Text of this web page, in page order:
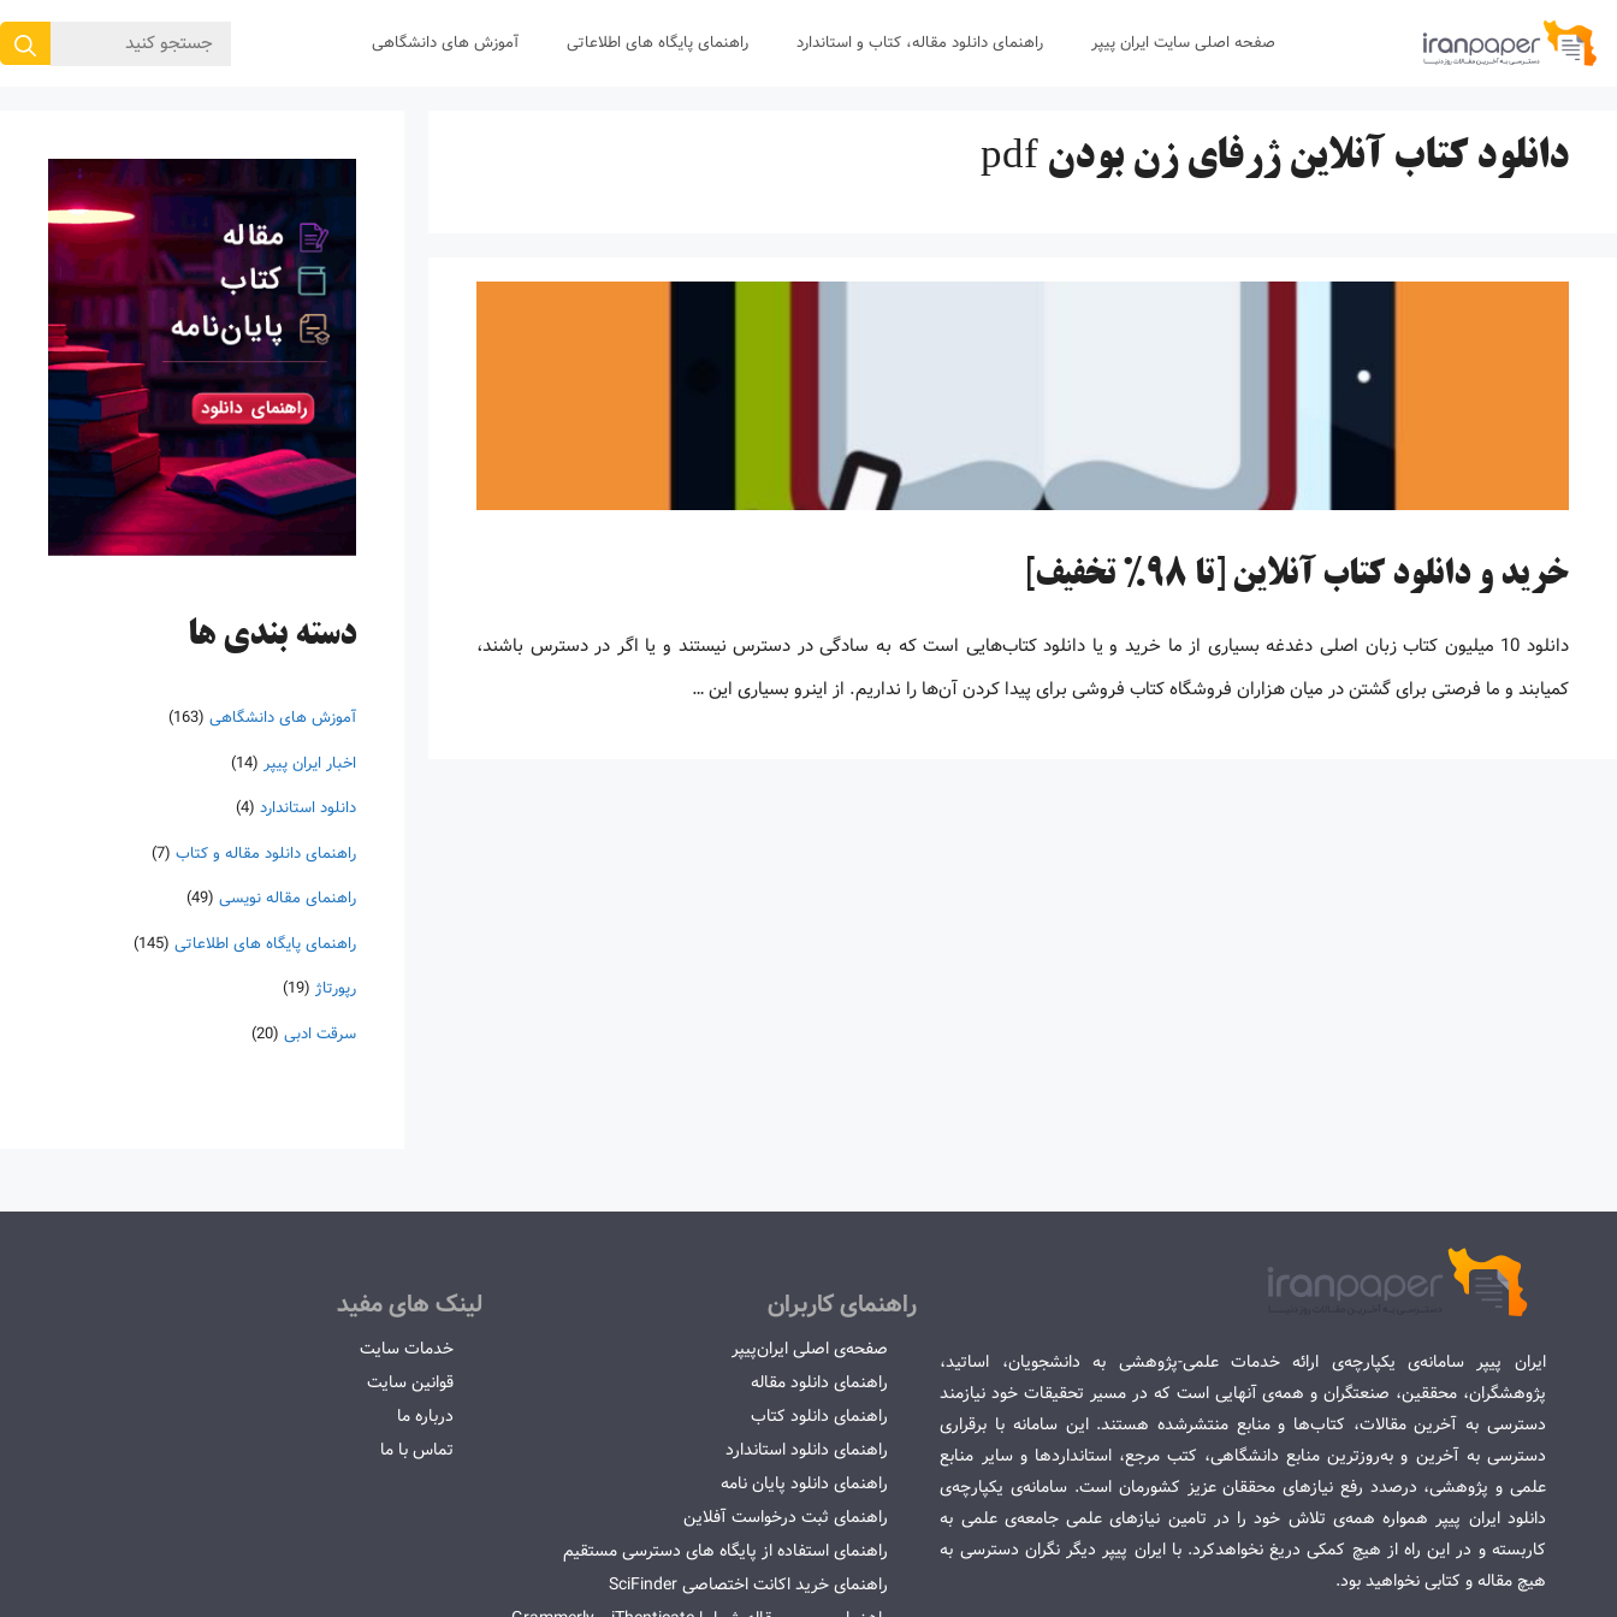
پرش
صفحه اصلی سایت ایران پیپر راهنمای دانلود مقاله، کتاب و استاندارد راهنمای پایگاه های اطلاعاتی آموزش های دانشگاهی
جستجوی
دانلود کتاب آنلاین ژرفای زن بودن pdf
خرید و دانلود کتاب آنلاین [تا 98% تخفیف]
دانلود 10 میلیون کتاب زبان اصلی دغدغه بسیاری از ما خرید و یا دانلود کتاب‌هایی است که به سادگی در دسترس نیستند و یا اگر در دسترس باشند،
کمیابند و ما فرصتی برای گشتن در میان هزاران فروشگاه کتاب فروشی برای پیدا کردن آن‌ها را نداریم. از اینرو بسیاری این …
دسته‌ بندی ها
آموزش های دانشگاهی (163)
اخبار ایران پیپر (14)
دانلود استاندارد (4)
راهنمای دانلود مقاله و کتاب (7)
راهنمای مقاله نویسی (49)
راهنمای پایگاه های اطلاعاتی (145)
رپورتاژ (19)
سرقت ادبی (20)
ایران پیپر سامانه‌ی یکپارچه‌ی ارائه خدمات علمی-پژوهشی به دانشجویان، اساتید،
پژوهشگران، محققین، صنعتگران و همه‌ی آنهایی است که در مسیر تحقیقات خود نیازمند
دسترسی به آخرین مقالات، کتاب‌ها و منابع منتشرشده هستند. این سامانه با برقراری
دسترسی به آخرین و به‌روزترین منابع دانشگاهی، کتب مرجع، استانداردها و سایر منابع
علمی و پژوهشی، درصدد رفع نیازهای محققان عزیز کشورمان است. سامانه‌ی یکپارچه‌ی
دانلود ایران پیپر همواره همه‌ی تلاش خود را در تامین نیازهای علمی جامعه‌ی علمی به
کاربسته و در این راه از هیچ کمکی دریغ نخواهدکرد. با ایران پیپر دیگر نگران دسترسی به
هیچ مقاله و کتابی نخواهید بود.
راهنمای کاربران
صفحه‌ی اصلی ایران‌پیپر
راهنمای دانلود مقاله
راهنمای دانلود کتاب
راهنمای دانلود استاندارد
راهنمای دانلود پایان نامه
راهنمای ثبت درخواست آفلاین
راهنمای استفاده از پایگاه های دسترسی مستقیم
راهنمای خرید اکانت اختصاصی SciFinder
لینک های مفید
خدمات سایت
قوانین سایت
درباره ما
تماس با ما